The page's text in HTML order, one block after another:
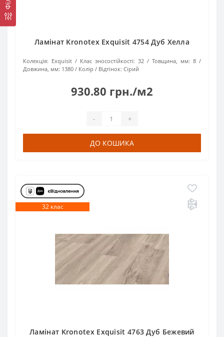
Ламінат Kronotex Exquisit 4754 Дуб Хелла
Колекція: Exquisit Клас зносостійкості: 32 Товщина, мм: 8
Довжина, мм: 1380 Колір / Відтінок: Сірий
930.80 грн./м2
- +
ДО КОШИКА
32 клас
Ламінат Kronotex Exquisit 4763 Дуб Бежевий